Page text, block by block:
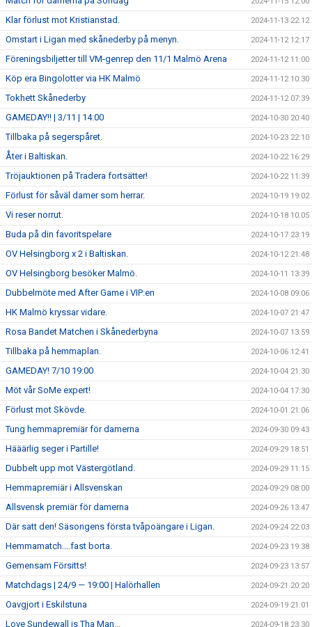
Klar förlust mot Kristianstad. 2024-11-13 22:12
Omstart i Ligan med skånederby på menyn. 2024-11-12 12:17
Föreningsbiljetter till VM-genrep den 11/1 Malmö Arena 2024-11-12 11:00
Köp era Bingolotter via HK Malmö 2024-11-12 10:30
Tokhett Skånederby 2024-11-12 07:39
GAMEDAY!! | 3/11 | 14:00 2024-10-30 20:40
Tillbaka på segerspåret. 2024-10-23 22:10
Åter i Baltiskan. 2024-10-22 16:29
Tröjauktionen på Tradera fortsätter! 2024-10-22 11:39
Förlust för såväl damer som herrar. 2024-10-19 19:02
Vi reser norrut. 2024-10-18 10:05
Buda på din favoritspelare 2024-10-17 23:19
OV Helsingborg x 2 i Baltiskan. 2024-10-12 21:48
OV Helsingborg besöker Malmö. 2024-10-11 13:39
Dubbelmöte med After Game i VIP:en 2024-10-08 09:06
HK Malmö kryssar vidare. 2024-10-07 21:47
Rosa Bandet Matchen i Skånederbyna 2024-10-07 13:59
Tillbaka på hemmaplan. 2024-10-06 12:41
GAMEDAY! 7/10 19:00 2024-10-04 21:30
Möt vår SoMe expert! 2024-10-04 17:30
Förlust mot Skövde. 2024-10-01 21:06
Tung hemmapremiär för damerna 2024-09-30 09:43
Hääärlig seger i Partille! 2024-09-29 18:51
Dubbelt upp mot Västergötland. 2024-09-29 11:15
Hemmapremiär i Allsvenskan 2024-09-29 08:00
Allsvensk premiär för damerna 2024-09-26 13:47
Där satt den! Säsongens första tvåpoängare i Ligan. 2024-09-24 22:03
Hemmamatch….fast borta. 2024-09-23 19:38
Gemensam Försitts! 2024-09-23 13:57
Matchdags | 24/9 — 19:00 | Halörhallen 2024-09-21 20:20
Oavgjort i Eskilstuna 2024-09-19 21:01
Love Sundewall is Tha Man... 2024-09-18 23:30